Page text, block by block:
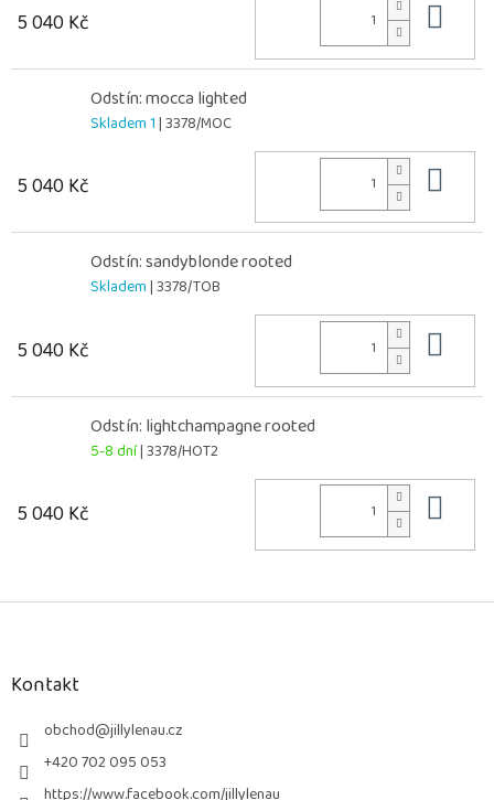
5 040 Kč
Odstín: mocca lighted
Skladem 1| 3378/MOC
5 040 Kč
Odstín: sandyblonde rooted
Skladem| 3378/TOB
5 040 Kč
Odstín: lightchampagne rooted
5-8 dní| 3378/HOT2
5 040 Kč
Z
Kontakt
obchod@jillylenau.cz
+420 702 095 053
https://www.facebook.com/jillylenau